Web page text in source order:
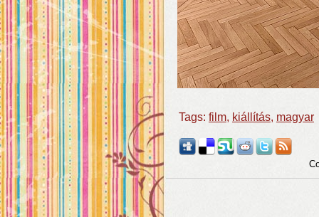
Tags: film, kiállítás, magyar